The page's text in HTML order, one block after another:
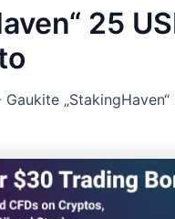
25
Gaukite